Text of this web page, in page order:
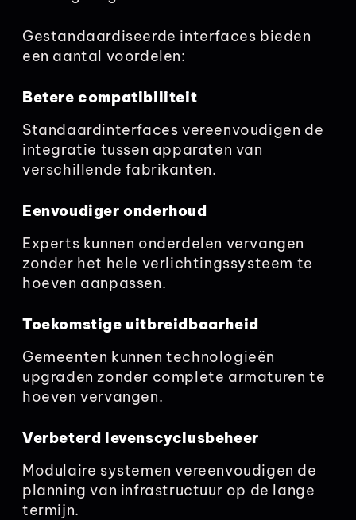
Gestandaardiseerde interfaces bieden
een aantal voordelen:
Betere compatibiliteit
Standaardinterfaces vereenvoudigen de
integratie tussen apparaten van
verschillende fabrikanten.
Eenvoudiger onderhoud
Experts kunnen onderdelen vervangen
zonder het hele verlichtingssysteem te
hoeven aanpassen.
Toekomstige uitbreidbaarheid
Gemeenten kunnen technologieën
upgraden zonder complete armaturen te
hoeven vervangen.
Verbeterd levenscyclusbeheer
Modulaire systemen vereenvoudigen de
planning van infrastructuur op de lange
termijn.